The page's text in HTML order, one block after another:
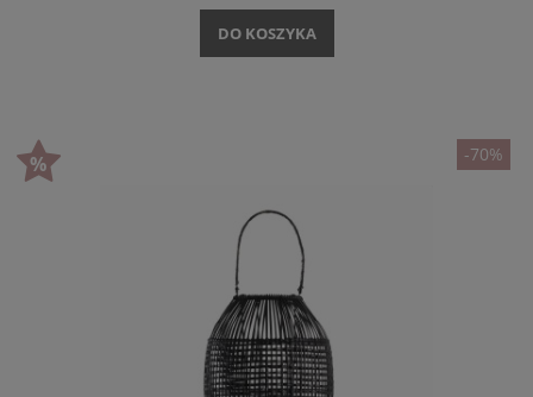
DO KOSZYKA
-70%